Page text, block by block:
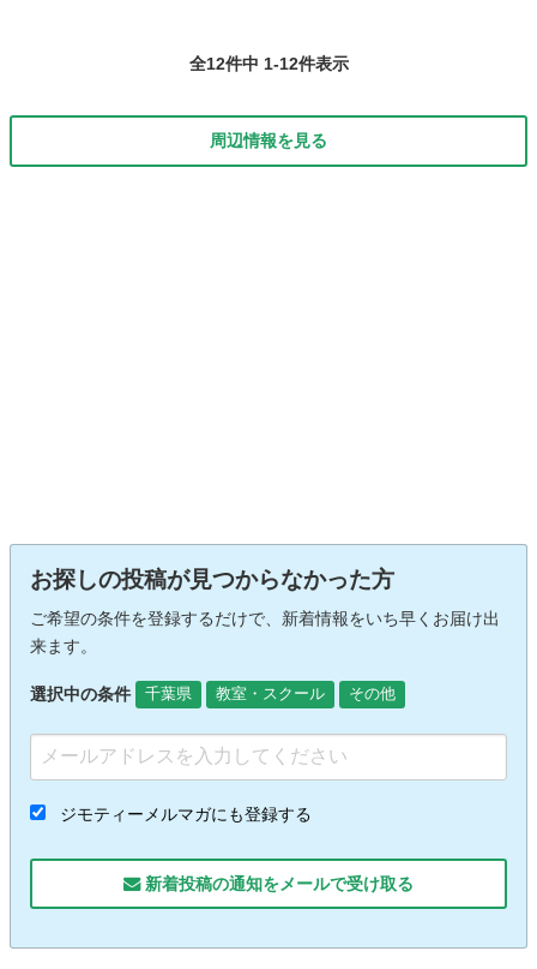
全12件中 1-12件表示
周辺情報を見る
お探しの投稿が見つからなかった方
ご希望の条件を登録するだけで、新着情報をいち早くお届け出
来ます。
選択中の条件 千葉県 教室・スクール その他
ジモティーメルマガにも登録する
新着投稿の通知をメールで受け取る